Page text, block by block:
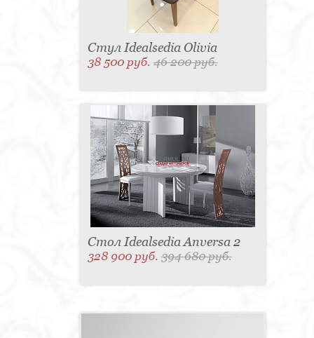
Стул Idealsedia Olivia
38 500 руб.46 200 руб.
Стол Idealsedia Anversa 2
328 900 руб.394 680 руб.